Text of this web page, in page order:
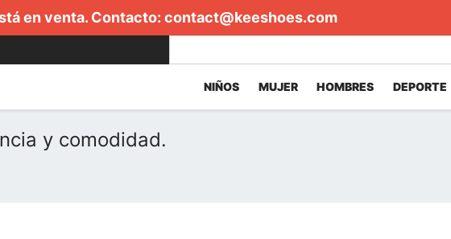
en venta. Contacto: contact@keeshoes.com
NIÑOS MUJER HOMBRES DEPORTE
y comodidad.